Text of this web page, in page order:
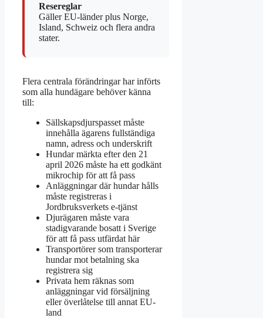
Resereglar
Gäller EU-länder plus Norge,
Island, Schweiz och flera andra
stater.
Flera centrala förändringar har införts
som alla hundägare behöver känna
till:
Sällskapsdjurspasset måste
innehålla ägarens fullständiga
namn, adress och underskrift
Hundar märkta efter den 21
april 2026 måste ha ett godkänt
mikrochip för att få pass
Anläggningar där hundar hålls
måste registreras i
Jordbruksverkets e-tjänst
Djurägaren måste vara
stadigvarande bosatt i Sverige
för att få pass utfärdat här
Transportörer som transporterar
hundar mot betalning ska
registrera sig
Privata hem räknas som
anläggningar vid försäljning
eller överlåtelse till annat EU-
land